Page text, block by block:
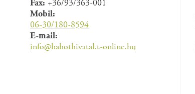
Fax: +36/93/363-001
Mobil:
06-30/180-8594
E-mail:
info@hahothivatal.t-online.hu